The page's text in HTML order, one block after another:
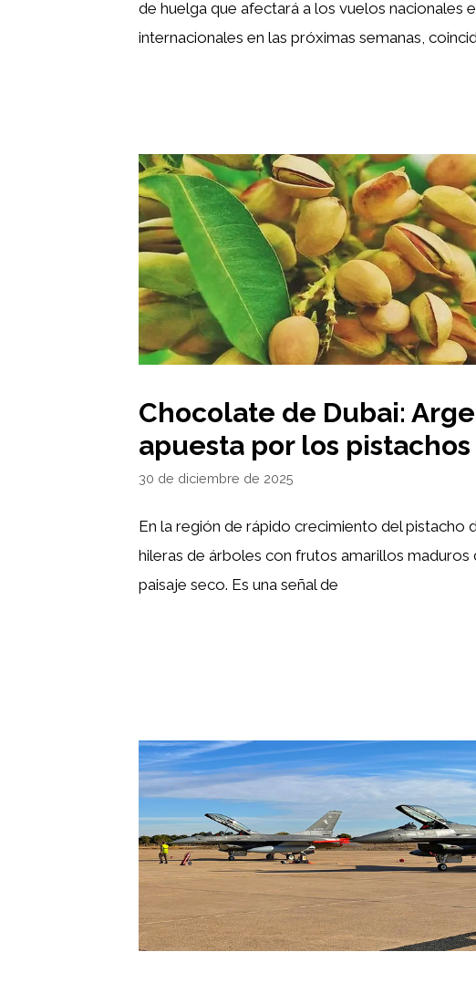
de huelga que afectará a los vuelos nacionales e
internacionales en las próximas semanas,
Chocolate de Dubai:
apuesta por los pistachos
30 de diciembre de 2025
En la región de rápido crecimiento del pistacho
hileras de árboles con frutos amarillos maduros
paisaje seco. Es una señal de